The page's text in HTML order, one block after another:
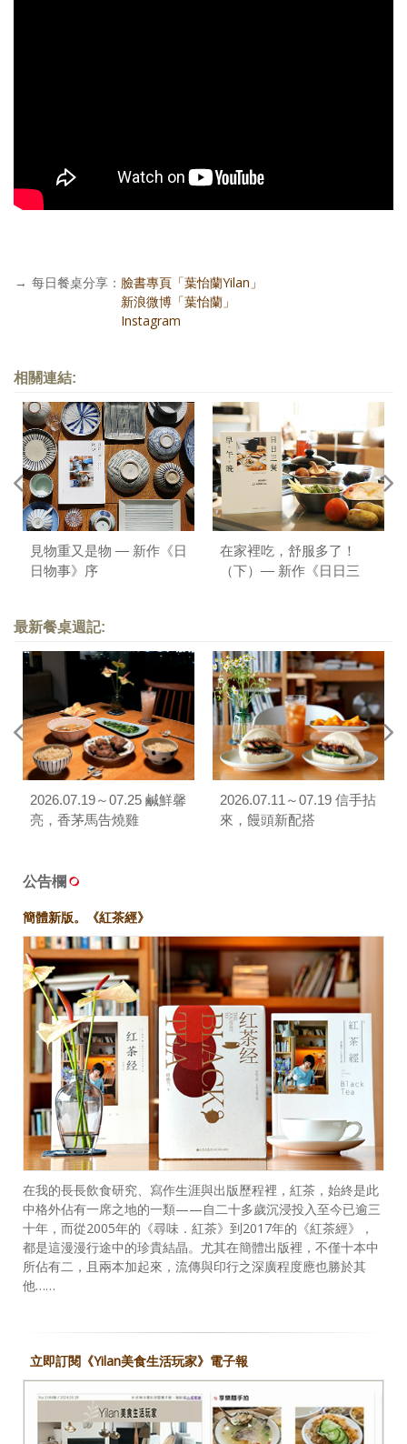
→ 每日餐桌分享： 臉書專頁「葉怡蘭Yilan」
新浪微博「葉怡蘭」
Instagram
相關連結:
見物重又是物 — 新作《日
日物事》序
在家裡吃，舒服多了！
（下）— 新作《日日三
最新餐桌週記:
2026.07.19～07.25 鹹鮮馨
亮，香茅馬告燒雞
2026.07.11～07.19 信手拈
來，饅頭新配搭
公告欄
簡體新版。《紅茶經》
在我的長長飲食研究、寫作生涯與出版歷程裡，紅茶，始終是此
中格外佔有一席之地的一類——自二十多歲沉浸投入至今已逾三
十年，而從2005年的《尋味．紅茶》到2017年的《紅茶經》，
都是這漫漫行途中的珍貴結晶。尤其在簡體出版裡，不僅十本中
所佔有二，且兩本加起來，流傳與印行之深廣程度應也勝於其
他……
立即訂閱《Yilan美食生活玩家》電子報